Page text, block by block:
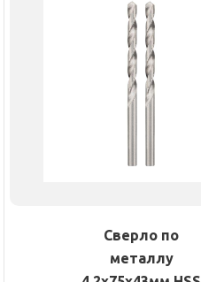
Сверло по
металлу